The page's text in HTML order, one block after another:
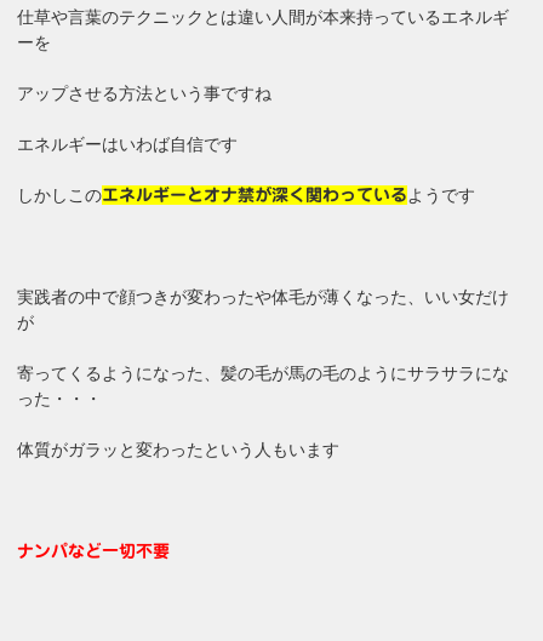
仕草や言葉のテクニックとは違い人間が本来持っているエネルギ
ーを
アップさせる方法という事ですね
エネルギーはいわば自信です
しかしこのエネルギーとオナ禁が深く関わっている ようです
実践者の中で顔つきが変わったや体毛が薄くなった、いい女だけ
が
寄ってくるようになった、髪の毛が馬の毛のようにサラサラにな
った・・・
体質がガラッと変わったという人もいます
ナンパなど一切不要